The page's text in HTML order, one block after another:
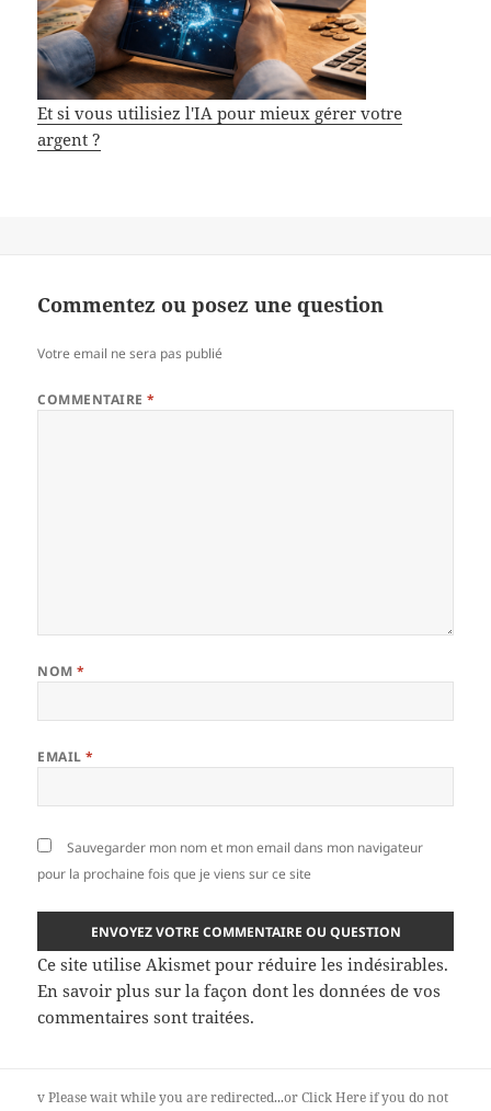
Et si vous utilisiez l'IA pour mieux gérer votre
argent ?
Commentez ou posez une question
Votre email ne sera pas publié
COMMENTAIRE*
NOM*
EMAIL*
Sauvegarder mon nom et mon email dans mon navigateur
pour la prochaine fois que je viens sur ce site
Ce site utilise Akismet pour réduire les indésirables.
En savoir plus sur la façon dont les données de vos
commentaires sont traitées.
vPlease wait while you are redirected...orClick Hereif you do not